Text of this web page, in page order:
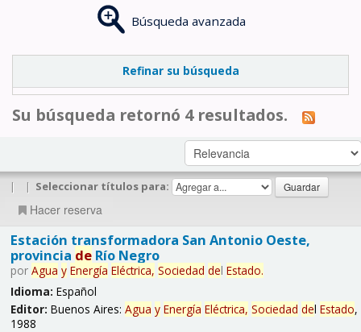
Búsqueda avanzada
Refinar su búsqueda
Su búsqueda retornó 4 resultados.
| | Seleccionar títulos para:
Hacer reserva
Estación transformadora San Antonio Oeste,
provincia deRío Negro
por Agua y Energía Eléctrica, Sociedad del Estado.
Idioma: Español
Editor: Buenos Aires: Agua y Energía Eléctrica, Sociedad del Estado,
1988